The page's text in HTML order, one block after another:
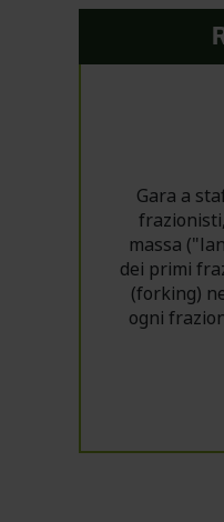
Gara a
massa
dei primi
(forking)
ogni